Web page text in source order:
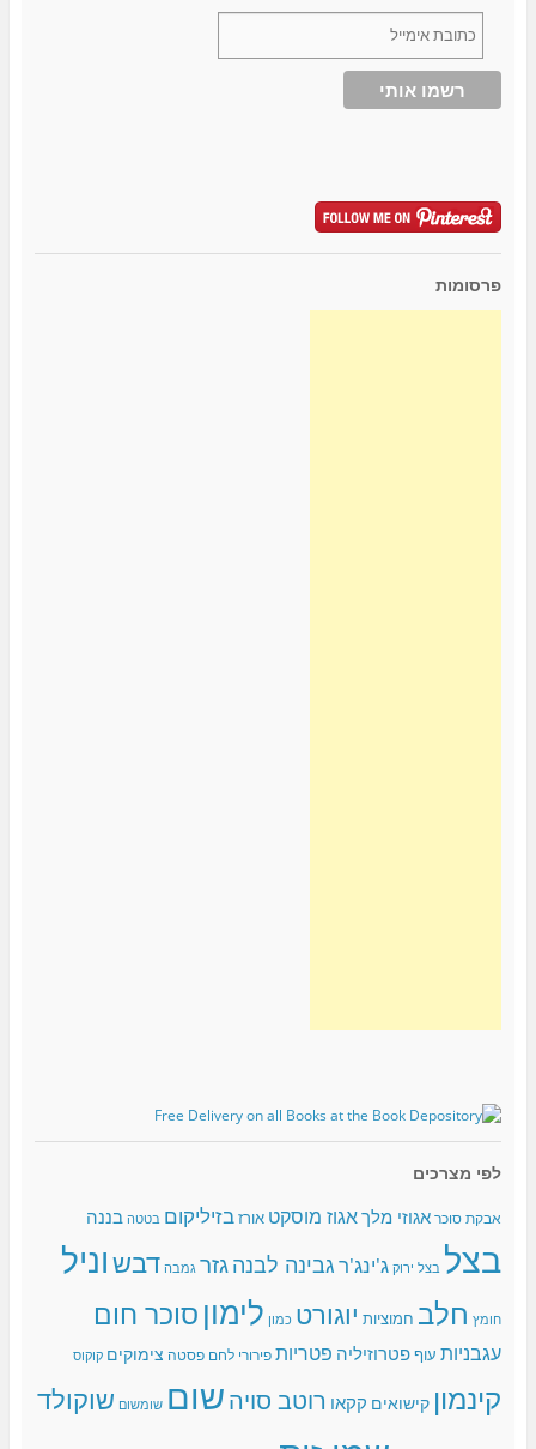
פרסומות
לפי מצרכים
אבקת סוכר אגוזי מלךאגוז מוסקט אורזבזיליקום בטטה בננה
בצל בצל ירוק ג'ינג'רגבינה לבנהגזר גמבה דבשוניל
חומץ חלב חמוציות יוגורט כמון לימוןסוכר חום
עגבניות עוףפטרוזיליה פטריות פירורי לחם פסטה צימוקים קוקוס
קינמון קישואים קקאו רוטב סויהשום שומשום שוקולד